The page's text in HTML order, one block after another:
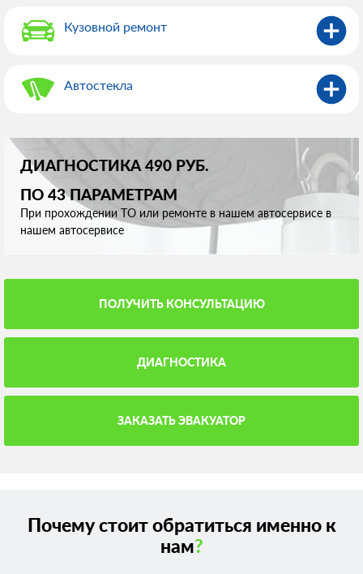
Кузовной ремонт
Автостекла
ДИАГНОСТИКА 490 РУБ.
ПО 43 ПАРАМЕТРАМ
При прохождении ТО или ремонте в нашем автосервисе в
нашем автосервисе
ПОЛУЧИТЬ КОНСУЛЬТАЦИЮ
ДИАГНОСТИКА
ЗАКАЗАТЬ ЭВАКУАТОР
Почему стоит обратиться именно к
нам?